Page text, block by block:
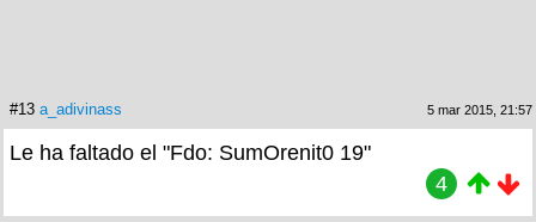
#13 a_adivinass 5 mar 2015, 21:57
Le ha faltado el "Fdo: SumOrenit0 19"
4